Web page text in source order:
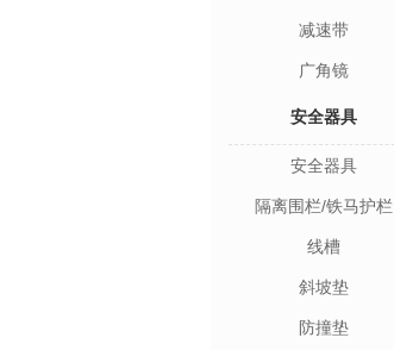
减速带
广角镜
安全器具
安全器具
隔离围栏/铁马护栏
线槽
斜坡垫
防撞垫